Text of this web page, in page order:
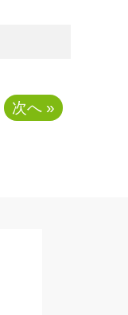
次へ »